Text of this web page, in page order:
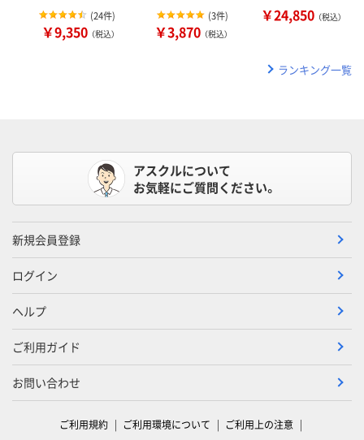
(24件)
￥9,350 （税込）
(3件)
￥3,870 （税込）
￥24,850 （税込）
ランキング一覧
アスクルについて
お気軽にご質問ください。
新規会員登録
ログイン
ヘルプ
ご利用ガイド
お問い合わせ
ご利用規約 ご利用環境について ご利用上の注意